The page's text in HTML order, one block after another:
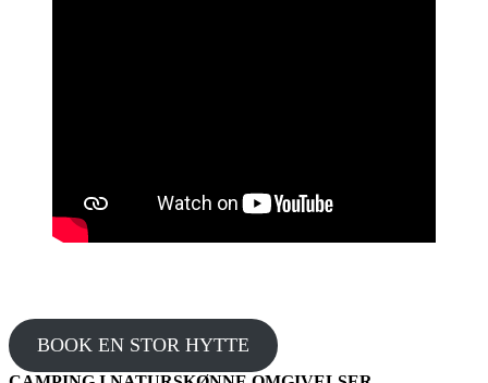
BOOK EN STOR HYTTE